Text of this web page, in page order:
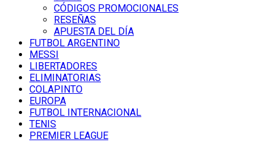
CÓDIGOS PROMOCIONALES
RESEÑAS
APUESTA DEL DÍA
FUTBOL ARGENTINO
MESSI
LIBERTADORES
ELIMINATORIAS
COLAPINTO
EUROPA
FUTBOL INTERNACIONAL
TENIS
PREMIER LEAGUE